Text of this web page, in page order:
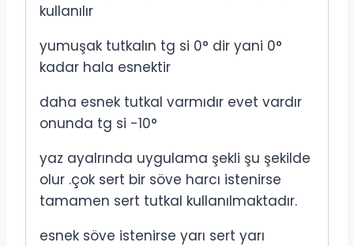
kullanılır
yumuşak tutkalın tg si 0° dir yani 0°
kadar hala esnektir
daha esnek tutkal varmıdır evet vardır
onunda tg si -10°
yaz ayalrında uygulama şekli şu şekilde
olur .çok sert bir söve harcı istenirse
tamamen sert tutkal kullanılmaktadır.
esnek söve istenirse yarı sert yarı